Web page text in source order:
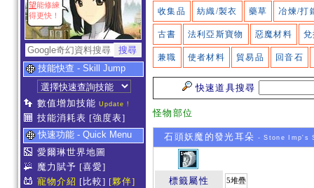
望能修練
得更快！
技能快查 - Skill Jump
數值增加技能 Update !
技能消耗表 [強度表]
快速功能 - Quick Menu
愛爾琳世界地圖
魔力賦予 [喜愛]
寵物介紹 [比較] [夥伴]
收集品 紡織/製衣 藥草 冶煉/打
古書 法利亞斯寶物 惡魔材料
兼職 使者材料 貿易品 回音石
快速道具搜尋
怪物部位
石頭妖魔的發光耳朵 - Stone Imp's
標籤屬性 5堆疊